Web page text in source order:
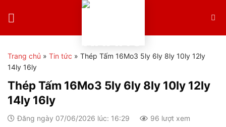
Trang chủ » Tin tức » Thép Tấm 16Mo3 5ly 6ly 8ly 10ly 12ly
14ly 16ly
Thép Tấm 16Mo3 5ly 6ly 8ly 10ly 12ly
14ly 16ly
Đăng ngày 07/06/2026 lúc: 16:29 96 lượt xem